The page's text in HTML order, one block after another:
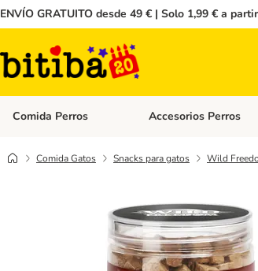
ENVÍO GRATUITO desde 49 € | Solo 1,99 € a
Comida Perros Menú de categoria
Accesorios Perros
Comida Gatos Snacks para gatos Wild